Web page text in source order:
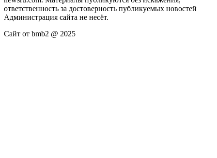
ответственность за достоверность публикуемых новостей
Администрация сайта не несёт.
Сайт от bmb2 @ 2025